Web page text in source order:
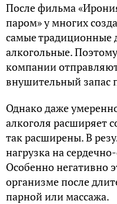
После фильма
паром» у многих
самые традиционные
алкогольные.
компании
внушительный запас
Однако даже
алкоголя расширяет
так расширены. В
нагрузка на
Особенно негативно
организме после
парной или массажа.